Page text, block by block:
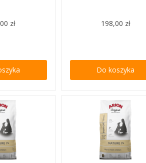
zł 198,00 zł
Do koszyka